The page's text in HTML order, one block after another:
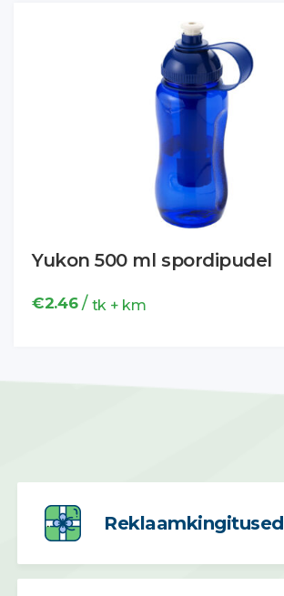
Yukon 500 ml spordipudel
€2.46/ tk + km
Reklaamkingitused